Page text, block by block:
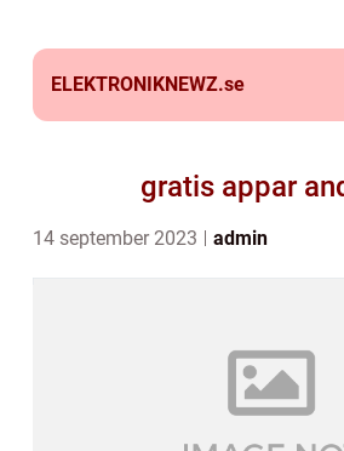
ELEKTRONIKNEWZ.se
gratis appar
14 september 2023 admin